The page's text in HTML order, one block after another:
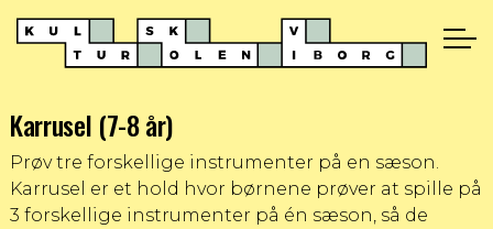
Karrusel (7-8 år)
Prøv tre forskellige instrumenter på en sæson.
Karrusel er et hold hvor børnene prøver at spille på
3 forskellige instrumenter på én sæson, så de